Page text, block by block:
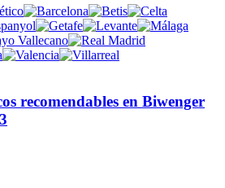
recomendables en Biwenger